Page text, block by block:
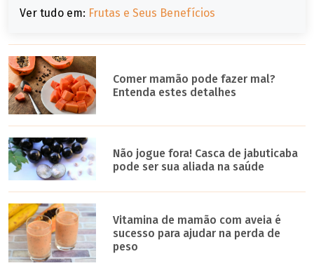
Ver tudo em: Frutas e Seus Benefícios
Comer mamão pode fazer mal?
Entenda estes detalhes
Não jogue fora! Casca de jabuticaba
pode ser sua aliada na saúde
Vitamina de mamão com aveia é
sucesso para ajudar na perda de
peso